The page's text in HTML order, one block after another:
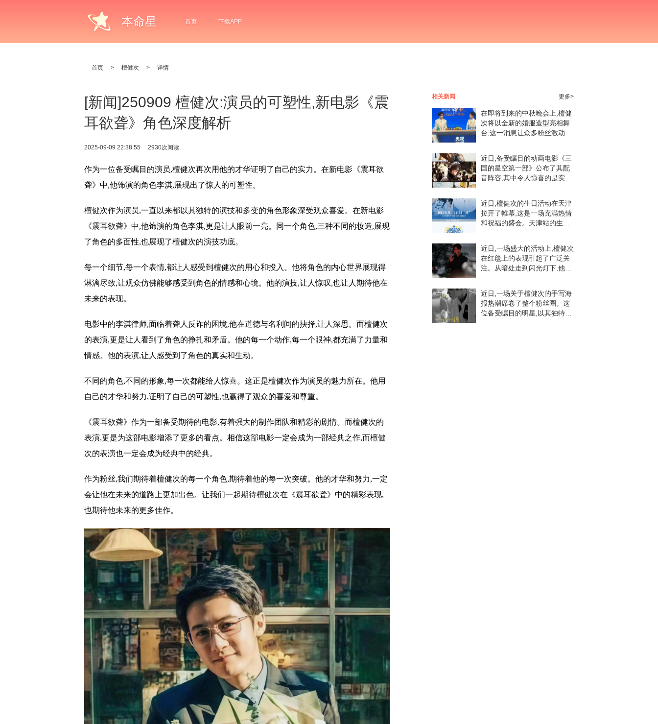
本命星 首页 下载APP
首页 > 檀健次 > 详情
[新闻]250909 檀健次:演员的可塑性,新电影《震
耳欲聋》角色深度解析
2025-09-09 22:38:55 2930次阅读
作为一位备受瞩目的演员,檀健次再次用他的才华证明了自己的实力。在新电影《震耳欲
聋》中,他饰演的角色李淇,展现出了惊人的可塑性。
檀健次作为演员,一直以来都以其独特的演技和多变的角色形象深受观众喜爱。在新电影
《震耳欲聋》中,他饰演的角色李淇,更是让人眼前一亮。同一个角色,三种不同的妆造,展现
了角色的多面性,也展现了檀健次的演技功底。
每一个细节,每一个表情,都让人感受到檀健次的用心和投入。他将角色的内心世界展现得
淋漓尽致,让观众仿佛能够感受到角色的情感和心境。他的演技,让人惊叹,也让人期待他在
未来的表现。
电影中的李淇律师,面临着聋人反诈的困境,他在道德与名利间的抉择,让人深思。而檀健次
的表演,更是让人看到了角色的挣扎和矛盾。他的每一个动作,每一个眼神,都充满了力量和
情感。他的表演,让人感受到了角色的真实和生动。
不同的角色,不同的形象,每一次都能给人惊喜。这正是檀健次作为演员的魅力所在。他用
自己的才华和努力,证明了自己的可塑性,也赢得了观众的喜爱和尊重。
《震耳欲聋》作为一部备受期待的电影,有着强大的制作团队和精彩的剧情。而檀健次的
表演,更是为这部电影增添了更多的看点。相信这部电影一定会成为一部经典之作,而檀健
次的表演也一定会成为经典中的经典。
作为粉丝,我们期待着檀健次的每一个角色,期待着他的每一次突破。他的才华和努力,一定
会让他在未来的道路上更加出色。让我们一起期待檀健次在《震耳欲聋》中的精彩表现,
也期待他未来的更多佳作。
相关新闻 更多>
在即将到来的中秋晚会上,檀健
次将以全新的婚服造型亮相舞
台,这一消息让众多粉丝激动不
台,只要有檀健次,就是最大的期
待。作为一位
近日,备受瞩目的动画电影《三
国的星空第一部》公布了其配
音阵容,其中令人惊喜的是实力
待不已。檀健次作为一位多才
多艺的艺人,不仅演技
近日,檀健次的生日活动在天津
拉开了帷幕,这是一场充满热情
和祝福的盛会。天津站的生日
来参加,共同庆祝这个特殊的日
子。活动现场氛围
近日,一场盛大的活动上,檀健次
在红毯上的表现引起了广泛关
注。从暗处走到闪光灯下,他展
毯之旅充满了优雅与自信。每
一个细微的动作,
近日,一场关于檀健次的手写海
报热潮席卷了整个粉丝圈。这
位备受瞩目的明星,以其独特的